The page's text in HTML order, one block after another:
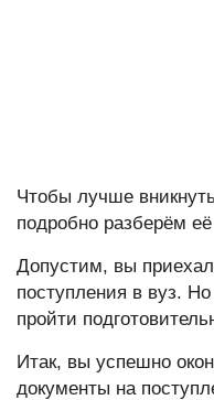
Чтобы лучше
подробно разберём
Допустим, вы
поступления в вуз.
пройти
Итак, вы успешно
документы на